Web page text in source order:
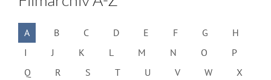
A B C D E F G
H
I
J K L M N O
P
Q
R S T U V W
X